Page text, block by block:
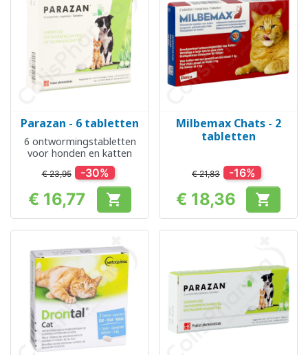
Parazan - 6 tabletten
6 ontwormingstabletten
voor honden en katten
€ 23,95 -30%
Prijs
€ 16,77 
Milbemax Chats - 2
tabletten
€ 21,83 -16%
Prijs
€ 18,36 